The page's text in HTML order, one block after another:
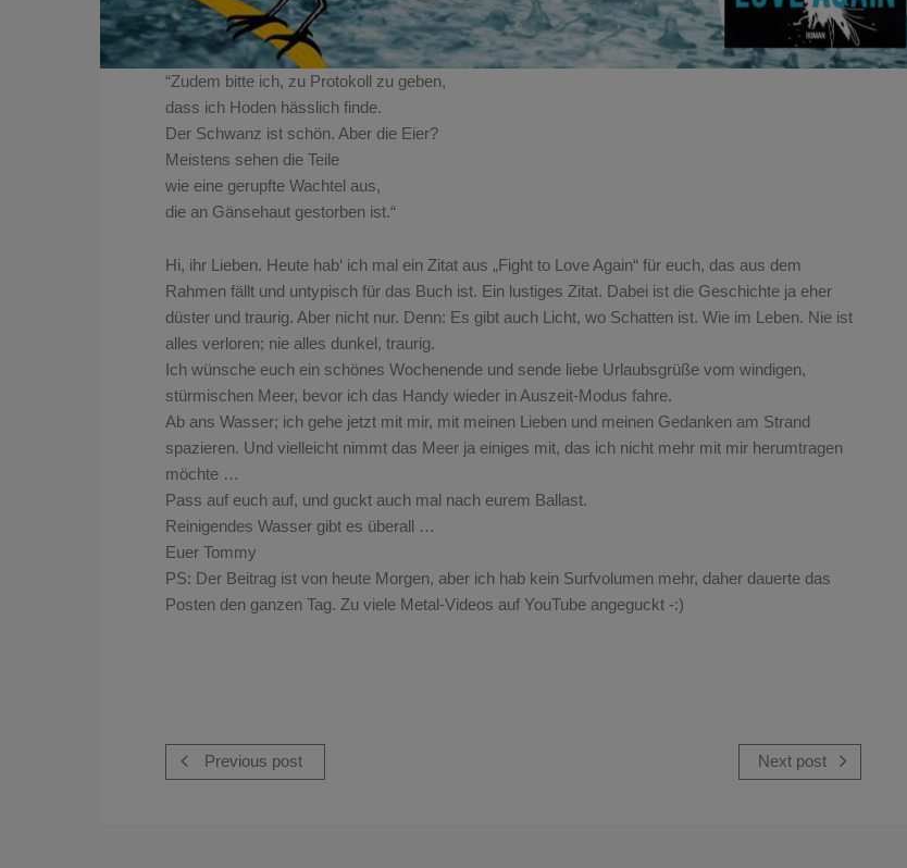
“Zudem bitte ich, zu Protokoll zu geben,
dass ich Hoden hässlich finde.
Der Schwanz ist schön. Aber die Eier?
Meistens sehen die Teile
wie eine gerupfte Wachtel aus,
die an Gänsehaut gestorben ist.“
Hi, ihr Lieben. Heute hab‘ ich mal ein Zitat aus „Fight to Love Again“ für euch, das aus dem
Rahmen fällt und untypisch für das Buch ist. Ein lustiges Zitat. Dabei ist die Geschichte ja eher
düster und traurig. Aber nicht nur. Denn: Es gibt auch Licht, wo Schatten ist. Wie im Leben. Nie ist
alles verloren; nie alles dunkel, traurig.
Ich wünsche euch ein schönes Wochenende und sende liebe Urlaubsgrüße vom windigen,
stürmischen Meer, bevor ich das Handy wieder in Auszeit-Modus fahre.
Ab ans Wasser; ich gehe jetzt mit mir, mit meinen Lieben und meinen Gedanken am Strand
spazieren. Und vielleicht nimmt das Meer ja einiges mit, das ich nicht mehr mit mir herumtragen
möchte …
Pass auf euch auf, und guckt auch mal nach eurem Ballast.
Reinigendes Wasser gibt es überall …
Euer Tommy
PS: Der Beitrag ist von heute Morgen, aber ich hab kein Surfvolumen mehr, daher dauerte das
Posten den ganzen Tag. Zu viele Metal-Videos auf YouTube angeguckt -:)
Previous post Next post